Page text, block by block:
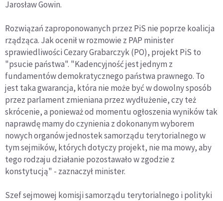
Jarosław Gowin.
Rozwiązań zaproponowanych przez PiS nie poprze koalicja
rządząca. Jak ocenił w rozmowie z PAP minister
sprawiedliwości Cezary Grabarczyk (PO), projekt PiS to
"psucie państwa". "Kadencyjność jest jednym z
fundamentów demokratycznego państwa prawnego. To
jest taka gwarancja, która nie może być w dowolny sposób
przez parlament zmieniana przez wydłużenie, czy też
skrócenie, a ponieważ od momentu ogłoszenia wyników tak
naprawdę mamy do czynienia z dokonanym wyborem
nowych organów jednostek samorządu terytorialnego w
tym sejmików, których dotyczy projekt, nie ma mowy, aby
tego rodzaju działanie pozostawało w zgodzie z
konstytucją" - zaznaczył minister.
Szef sejmowej komisji samorządu terytorialnego i polityki